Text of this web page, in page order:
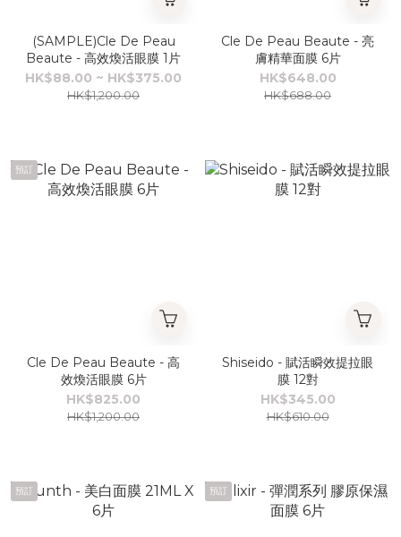
(SAMPLE)Cle De Peau
Beaute - 高效煥活眼膜 1片
HK$88.00 ~ HK$375.00
HK$1,200.00
Cle De Peau Beaute - 亮
膚精華面膜 6片
HK$648.00
HK$688.00
預訂
Cle De Peau Beaute - 高
效煥活眼膜 6片
HK$825.00
HK$1,200.00
Shiseido - 賦活瞬效提拉眼
膜 12對
HK$345.00
HK$610.00
預訂 預訂